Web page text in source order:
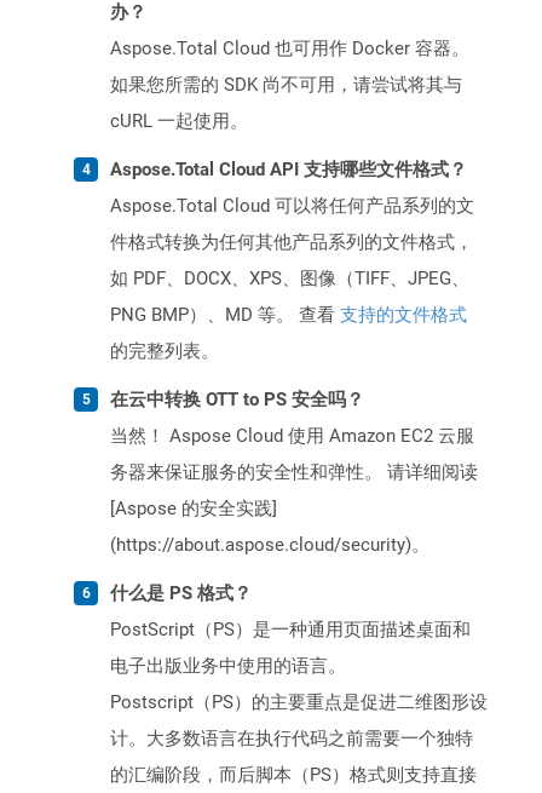
办？
Aspose.Total Cloud 也可用作 Docker 容器。
如果您所需的 SDK 尚不可用，请尝试将其与
cURL 一起使用。
Aspose.Total Cloud API 支持哪些文件格式？
Aspose.Total Cloud 可以将任何产品系列的文
件格式转换为任何其他产品系列的文件格式，
如 PDF、DOCX、XPS、图像（TIFF、JPEG、
PNG BMP）、MD 等。 查看 支持的文件格式
的完整列表。
在云中转换 OTT to PS 安全吗？
当然！ Aspose Cloud 使用 Amazon EC2 云服
务器来保证服务的安全性和弹性。 请详细阅读
[Aspose 的安全实践]
(https://about.aspose.cloud/security)。
什么是 PS 格式？
PostScript（PS）是一种通用页面描述桌面和
电子出版业务中使用的语言。
Postscript（PS）的主要重点是促进二维图形设
计。大多数语言在执行代码之前需要一个独特
的汇编阶段，而后脚本（PS）格式则支持直接